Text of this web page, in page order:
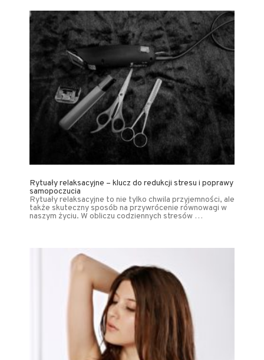
Rytuały relaksacyjne – klucz do redukcji stresu i poprawy
samopoczucia
Rytuały relaksacyjne to nie tylko chwila przyjemności, ale
także skuteczny sposób na przywrócenie równowagi w
naszym życiu. W obliczu codziennych stresów …